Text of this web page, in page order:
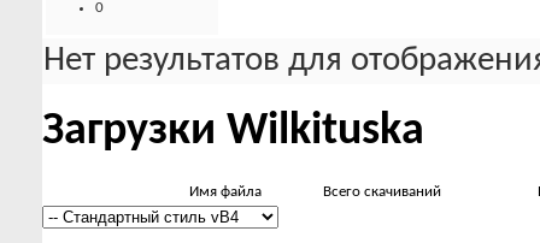
0
Нет результатов для
Загрузки Wilkituska
Имя файла Всего скачиваний